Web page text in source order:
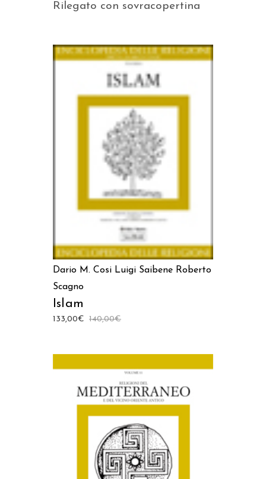
Rilegato con sovracopertina
AGGIUNGI AL CARRELLO
Dario M. Cosi Luigi Saibene Roberto
Scagno
Islam
140,00€
133,00€
AGGIUNGI AL CARRELLO